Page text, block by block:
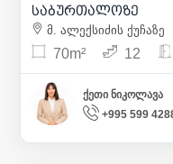
საბურთალოზე
მ. ალექსიძის ქუჩაზე
70m² 12
ქეთი ნიკოლავა
+995 599